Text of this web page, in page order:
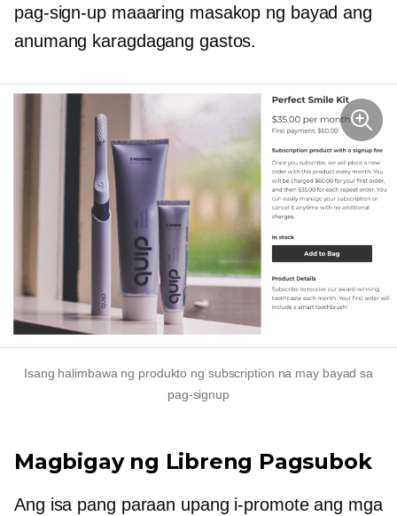
pag-sign-upmaaaring masakop ng bayad ang
anumang karagdagang gastos.
Isang halimbawa ng produkto ng subscription na may bayad sa
pag-signup
Magbigay ng Libreng Pagsubok
Ang isa pang paraan upang i-promote ang mga